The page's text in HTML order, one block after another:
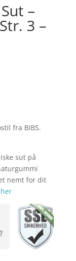
–
3 –
fra BIBS.
sut på
nemt for dit